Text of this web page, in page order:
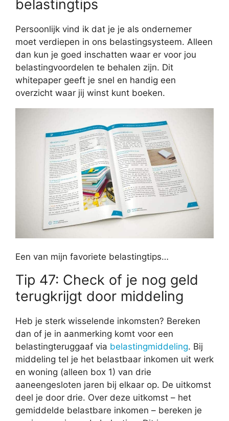
belastingtips
Persoonlijk vind ik dat je je als ondernemer
moet verdiepen in ons belastingsysteem. Alleen
dan kun je goed inschatten waar er voor jou
belastingvoordelen te behalen zijn. Dit
whitepaper geeft je snel en handig een
overzicht waar jij winst kunt boeken.
Een van mijn favoriete belastingtips…
Tip 47: Check of je nog geld
terugkrijgt door middeling
Heb je sterk wisselende inkomsten? Bereken
dan of je in aanmerking komt voor een
belastingteruggaaf via belastingmiddeling. Bij
middeling tel je het belastbaar inkomen uit werk
en woning (alleen box 1) van drie
aaneengesloten jaren bij elkaar op. De uitkomst
deel je door drie. Over deze uitkomst – het
gemiddelde belastbare inkomen – bereken je